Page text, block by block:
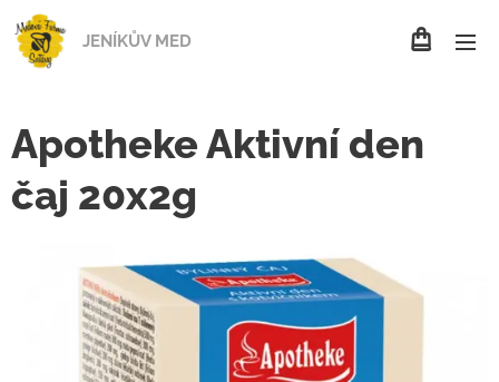
JENÍKŮV MED
Apotheke Aktivní den
čaj 20x2g